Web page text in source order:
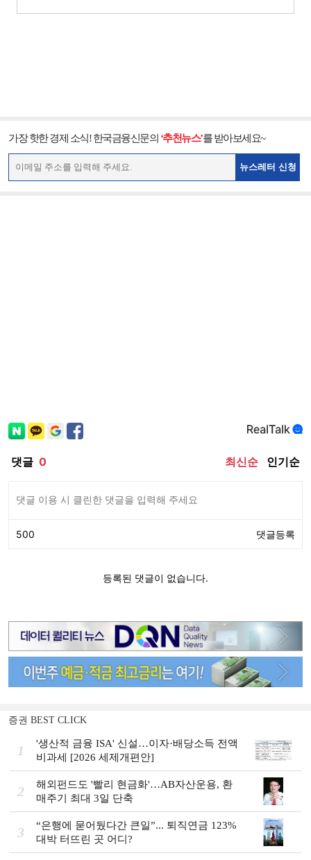
가장 핫한 경제 소식! 한국금융신문의 ‘추천뉴스’를 받아보세요~
뉴스레터 신청
증권 BEST CLICK
1
'생산적 금융 ISA' 신설…이자·배당소득 전액
비과세 [2026 세제개편안]
2
해외펀드도 '빨리 현금화'…AB자산운용, 환
매주기 최대 3일 단축
3
“은행에 묻어뒀다간 큰일”... 퇴직연금 123%
대박 터뜨린 곳 어디?